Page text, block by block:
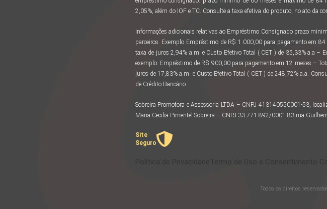
2,05%, além do IOF e TC. Consulte a taxa efetiva do produto, no ato da
Informações adicionais relativas ao Empréstimo Consignado prazo
parceiros. Exemplo Empréstimo de R$ 1.000,00 para pagamento em
taxa de juros 2,94% a.m. e Custo Efetivo Total ( CET ) de 35,33% a.a –
exemplo: Empréstimo de R$ 900,00 para pagamento em 12 meses –
juros de 17,83% a.m. e Custo Efetivo Total ( CET ) de 248,72% a.a.
de Crédito Bancário
Sobreira Promotora e Assessoria LTDA – CNPJ 413140550001-53,
Maria Cecilia Pimentel Sobreira – CNPJ 33.771.892/0001-83 rua
Site
Seguro
Termo de Uso e Consentimento
Todos os direitos